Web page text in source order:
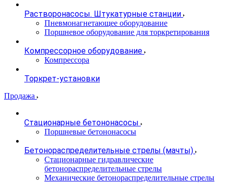
Растворонасосы. Штукатурные станции
Пневмонагнетающее оборудование
Поршневое оборудование для торкретирования
Компрессорное оборудование
Компрессора
Торкрет-установки
Продажа
Стационарные бетононасосы
Поршневые бетононасосы
Бетонораспределительные стрелы (мачты)
Стационарные гидравлические
бетонораспределительные стрелы
Механические бетонораспределительные стрелы